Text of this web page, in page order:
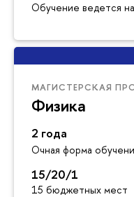
Обучение ведется
МАГИСТЕРСКАЯ
Физика
2 года
Очная форма
15/20/1
15 бюджетных мест